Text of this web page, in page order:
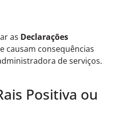
as Declarações
causam consequências
de serviços.
Positiva ou